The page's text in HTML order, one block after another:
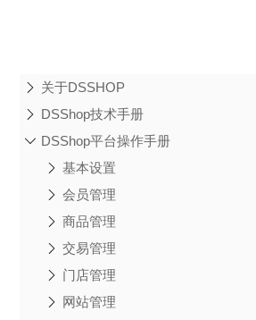
关于DSSHOP
DSShop技术手册
DSShop平台操作手册
基本设置
会员管理
商品管理
交易管理
门店管理
网站管理